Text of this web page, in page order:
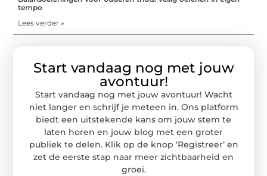
tempo
Lees verder »
Start vandaag nog met jouw
avontuur!
Start vandaag nog met jouw avontuur! Wacht
niet langer en schrijf je meteen in. Ons platform
biedt een uitstekende kans om jouw stem te
laten horen en jouw blog met een groter
publiek te delen. Klik op de knop ‘Registreer’ en
zet de eerste stap naar meer zichtbaarheid en
groei.